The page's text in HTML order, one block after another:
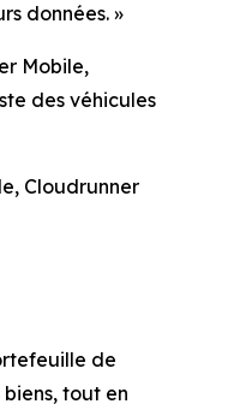
données. »
Mobile,
des véhicules
Cloudrunner
de
tout en